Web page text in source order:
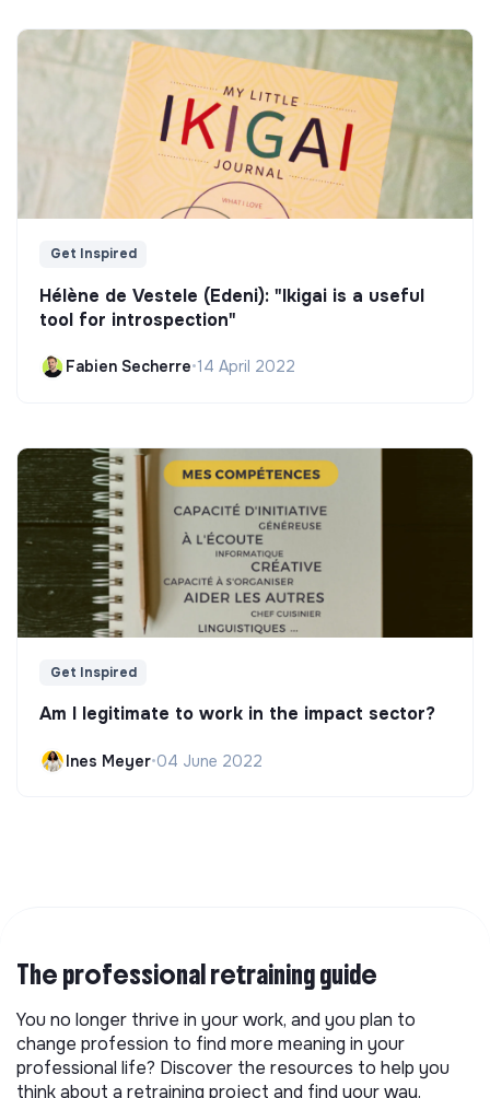
Get Inspired
Hélène de Vestele (Edeni): "Ikigai is a useful
tool for introspection"
Fabien Secherre•14 April 2022
Get Inspired
Am I legitimate to work in the impact sector?
Ines Meyer•04 June 2022
The professional retraining guide
You no longer thrive in your work, and you plan to
change profession to find more meaning in your
professional life? Discover the resources to help you
think about a retraining project and find your way.